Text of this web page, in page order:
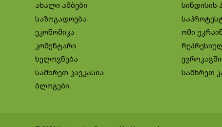
ახალი ამბები
საზოგადოება
ეკონომიკა
კომენტარი
ხელოვნება
სამხრეთ კავკასია
ბლოგები
სინდისის
ომი
სამხრეთ